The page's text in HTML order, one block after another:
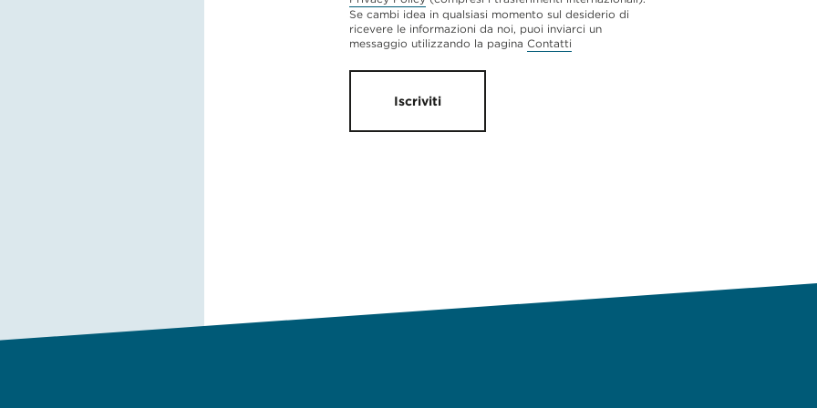
Se cambi idea in qualsiasi momento sul desiderio di
ricevere le informazioni da noi, puoi inviarci un
messaggio utilizzando la pagina Contatti
Iscriviti